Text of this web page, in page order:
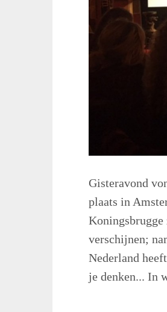
Gisteravond
plaats in
verschijnen;
Nederland
je denken... In